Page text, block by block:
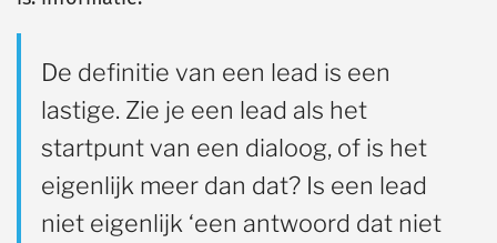
De definitie van een lead is een
lastige. Zie je een lead als het
startpunt van een dialoog, of is het
eigenlijk meer dan dat? Is een lead
niet eigenlijk ‘een antwoord dat niet